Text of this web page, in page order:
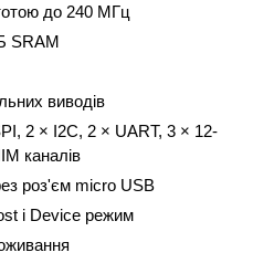
до 240 МГц
SRAM
виводів
2 × I2C, 2 × UART, 3 × 12-
каналів
роз'єм micro USB
і Device режим